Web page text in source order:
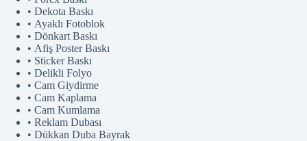
• Dekota Baskı
• Ayaklı Fotoblok
• Dönkart Baskı
• Afiş Poster Baskı
• Sticker Baskı
• Delikli Folyo
• Cam Giydirme
• Cam Kaplama
• Cam Kumlama
• Reklam Dubası
• Dükkan Duba Bayrak